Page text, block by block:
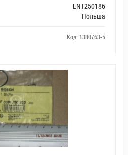
ENT250186
Польша
Код: 1380763-5